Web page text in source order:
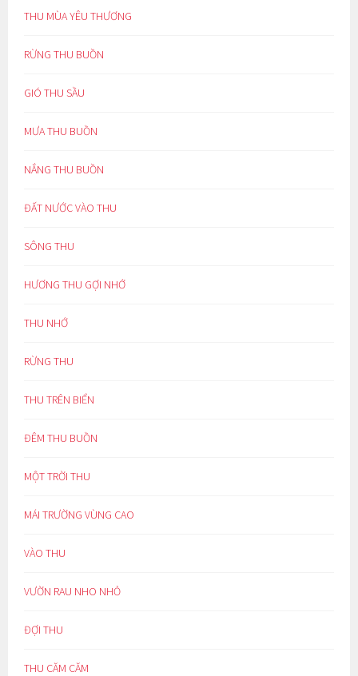
THU MÙA YÊU THƯƠNG
RỪNG THU BUỒN
GIÓ THU SẦU
MƯA THU BUỒN
NẮNG THU BUỒN
ĐẤT NƯỚC VÀO THU
SÔNG THU
HƯƠNG THU GỢI NHỚ
THU NHỚ
RỪNG THU
THU TRÊN BIỂN
ĐÊM THU BUỒN
MỘT TRỜI THU
MÁI TRƯỜNG VÙNG CAO
VÀO THU
VƯỜN RAU NHO NHỎ
ĐỢI THU
THU CĂM CĂM